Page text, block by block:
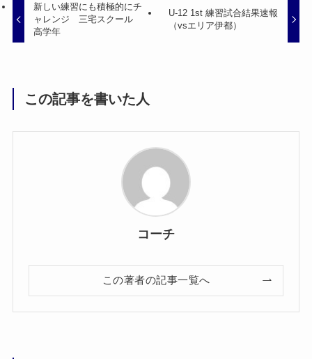
新しい練習にも積極的にチ
ャレンジ 三宅スクール
高学年
U-12 1st 練習試合結果速報
（vsエリア伊都）
この記事を書いた人
コーチ
この著者の記事一覧へ